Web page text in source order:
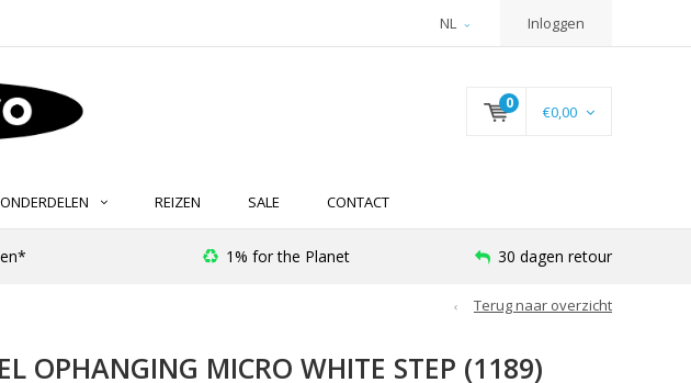
NL Inloggen
0 €0,00
ONDERDELEN REIZEN SALE CONTACT
1% for the Planet 30 dagen retour
Terug naar overzicht
OPHANGING MICRO WHITE STEP (1189)